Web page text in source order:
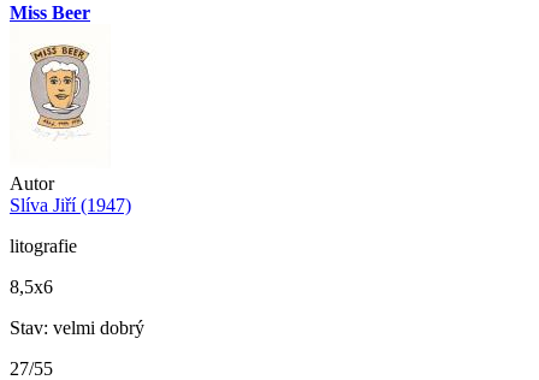
Miss Beer
Autor
Slíva Jiří (1947)
litografie
8,5x6
Stav: velmi dobrý
27/55